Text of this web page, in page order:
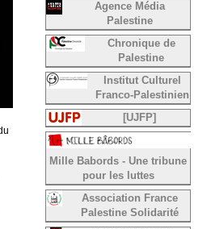
Agence Média
Palestine
Chronique de
Palestine
Institut Culturel
Franco-Palestinien
[UJFP]
Mille Babords - Une tribune
pour les luttes
Association France
Palestine Solidarité